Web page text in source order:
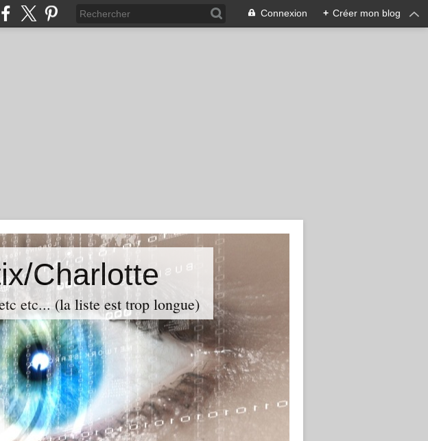
Connexion + Créer mon blog
Charlotte
etc... (la liste est trop longue)